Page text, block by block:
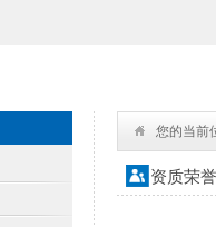
您的当前
资质荣誉